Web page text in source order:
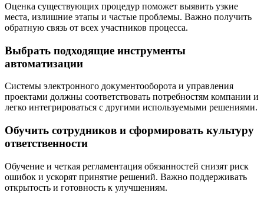
Оценка существующих процедур поможет выявить узкие
места, излишние этапы и частые проблемы. Важно получить
обратную связь от всех участников процесса.
Выбрать подходящие инструменты
автоматизации
Системы электронного документооборота и управления
проектами должны соответствовать потребностям компании и
легко интегрироваться с другими используемыми решениями.
Обучить сотрудников и сформировать культуру
ответственности
Обучение и четкая регламентация обязанностей снизят риск
ошибок и ускорят принятие решений. Важно поддерживать
открытость и готовность к улучшениям.